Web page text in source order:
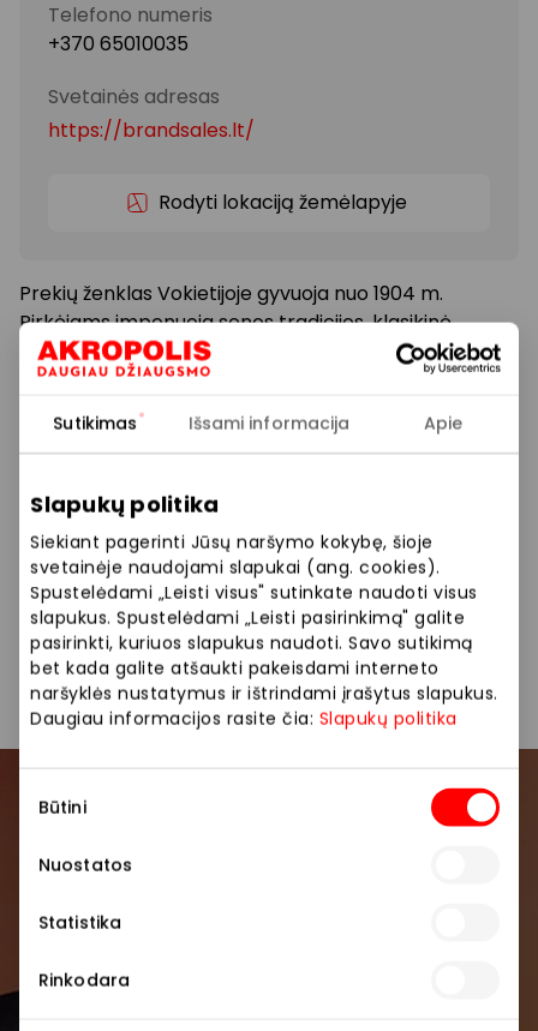
Sutikimas Išsami informacija Apie
Slapukų politika
Siekiant pagerinti Jūsų naršymo kokybę, šioje
svetainėje naudojami slapukai (ang. cookies).
Spustelėdami „Leisti visus" sutinkate naudoti visus
slapukus. Spustelėdami „Leisti pasirinkimą" galite
pasirinkti, kuriuos slapukus naudoti. Savo sutikimą
bet kada galite atšaukti pakeisdami interneto
naršyklės nustatymus ir ištrindami įrašytus slapukus.
Daugiau informacijos rasite čia: Slapukų politika
pasirinkimas
Būtini
Nuostatos
Statistika
Rinkodara
Telefono numeris
+370 65010035
Svetainės adresas
https://brandsales.lt/
Rodyti lokaciją žemėlapyje
Prekių ženklas Vokietijoje gyvuoja nuo 1904 m.
Pirkėjams imponuoja senos tradicijos, klasikinė,
kokybiška SALAMANDER, LLOYD, LA CONTE, CLARKS,
HÖGL, GABOR, GEOX, PETER KAISER, ARA, ECCO,
RIEKER, PICARD avalynė, rankinės ir aksesuarai.
nuo prekių kainų fizinėse parduotuvėse.
Siūlome platų prekių pasirinkimą: odiniai batai,
klasikiniai batai, auliniai, batų priežiūra.
Avalynė ir galanterija Parduotuvės
renginius ir naujausią informaciją iš AKROPOLIS